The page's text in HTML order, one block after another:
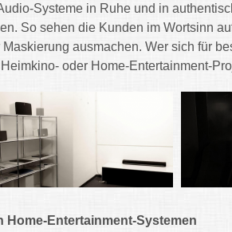
Systeme in Ruhe und in
So sehen die Kunden im Wortsinn
ausmachen. Wer sich für
oder Home-Entertainment-
Home-Entertainment-Systemen